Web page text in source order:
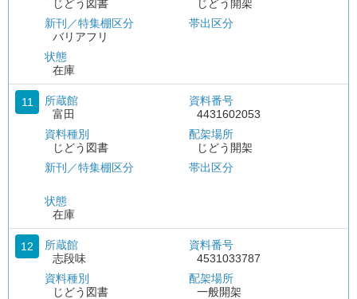
じどう図書
新刊／特集棚区分
バリアフリ
状態
在庫
じどう開架
帯出区分
11
所蔵館
富田
資料種別
じどう図書
新刊／特集棚区分
状態
在庫
資料番号
4431602053
配架場所
じどう開架
帯出区分
12
所蔵館
志段味
資料種別
じどう図書
資料番号
4531033787
配架場所
一般開架